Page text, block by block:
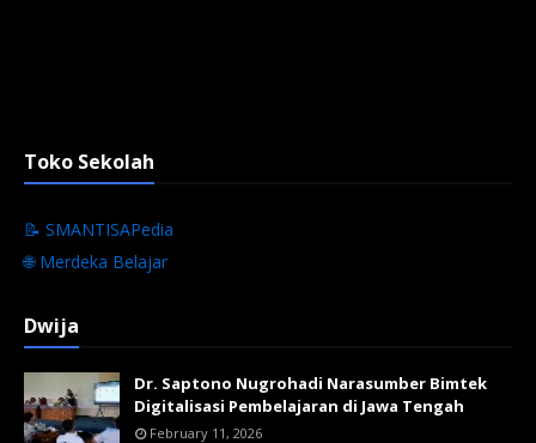
Toko Sekolah
📝 SMANTISAPedia
🌐 Merdeka Belajar
Dwija
Dr. Saptono Nugrohadi Narasumber Bimtek
Digitalisasi Pembelajaran di Jawa Tengah
February 11, 2026